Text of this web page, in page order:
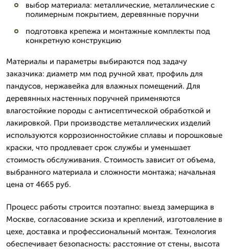
выбор материала: металлические, металлические с
полимерным покрытием, деревянные поручни
подготовка крепежа и монтажные комплекты под
конкретную конструкцию
Материалы и параметры выбираются под задачу
заказчика: диаметр мм под ручной хват, профиль для
пандусов, нержавейка для влажных помещений. Для
деревянных настенных поручней применяются
влагостойкие породы с антисептической обработкой и
лакировкой. При производстве металлических изделий
используются коррозионностойкие сплавы и порошковые
краски, что продлевает срок службы и уменьшает
стоимость обслуживания. Стоимость зависит от объема,
выбранного материала и сложности монтажа; начальная
цена от 4665 руб.
Процесс работы строится поэтапно: выезд замерщика в
Москве, согласование эскиза и креплений, изготовление в
цехе, доставка и профессиональный монтаж. Технология
обеспечивает безопасность: расстояние от стены, высота